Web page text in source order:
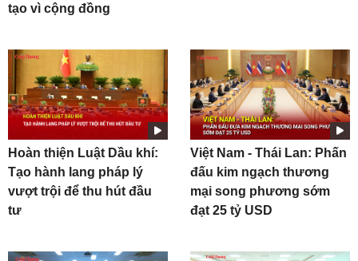
tạo vì cộng đồng
Hoàn thiện Luật Dầu khí:
Tạo hành lang pháp lý
vượt trội để thu hút đầu
tư
Việt Nam - Thái Lan: Phấn
đấu kim ngạch thương
mại song phương sớm
đạt 25 tỷ USD